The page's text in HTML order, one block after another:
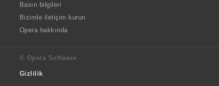
Basın bilgileri
Bizimle iletişim kurun
Opera hakkında
© Opera Software
Gizlilik